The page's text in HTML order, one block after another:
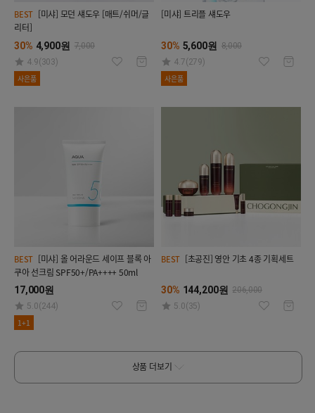
BEST
리터]
30% 4,900원 7,000
4.9(303)
사은품
[미샤] 트리플 섀도우
30% 5,600원 8,000
4.7(279)
사은품
BEST
쿠아 선크림 SPF50+/PA++++ 50ml
17,000원
5.0(244)
1+1
BEST [초공진] 영안 기초 4종 기획세트
30% 144,200원
206,000
5.0(35)
상품 더보기